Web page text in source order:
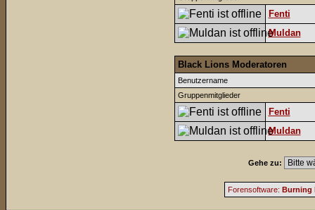
Fenti
Muldan
Black Lions Moderatoren
Benutzername
Gruppenmitglieder
Fenti
Muldan
Gehe zu:
Forensoftware: Burning